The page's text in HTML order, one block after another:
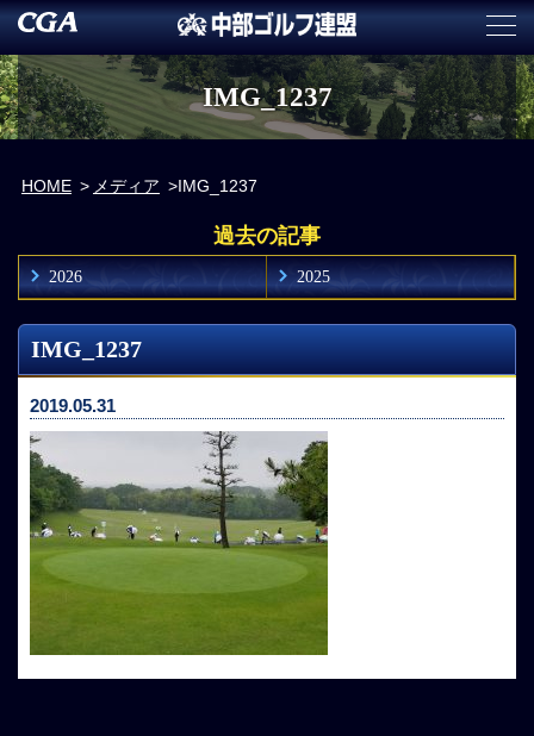
IMG_1237
HOME メディア IMG_1237
過去の記事
2026 2025
IMG_1237
2019.05.31